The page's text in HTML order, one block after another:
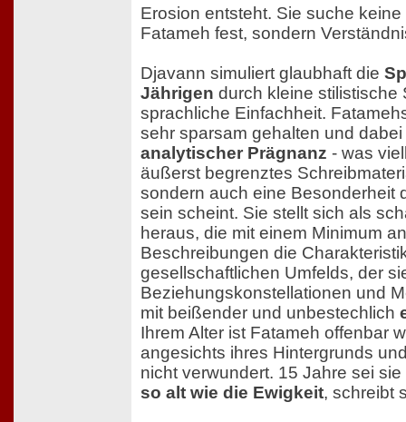
Erosion entsteht. Sie suche
Fatameh fest, sondern
Djavann simuliert glaubhaft die
Jährigen durch kleine stilistische
sprachliche Einfachheit.
sehr sparsam gehalten und
analytischer Prägnanz - was
äußerst begrenztes
sondern auch eine Besonderheit
sein scheint. Sie stellt sich als
heraus, die mit einem Minimum
Beschreibungen die
gesellschaftlichen Umfelds, der
Beziehungskonstellationen und
mit beißender und unbestechlich
Ihrem Alter ist Fatameh offenbar
angesichts ihres Hintergrunds
nicht verwundert. 15 Jahre sei
so alt wie die Ewigkeit, schreibt